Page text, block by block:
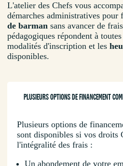
L'atelier des Chefs vous
démarches administratives pour
de barman sans avancer de
pédagogiques répondent à
modalités d'inscription et les
disponibles.
PLUSIEURS OPTIONS DE FINANCEMENT
Plusieurs options de
sont disponibles si vos droits
l'intégralité des frais :
Un abondement de votre